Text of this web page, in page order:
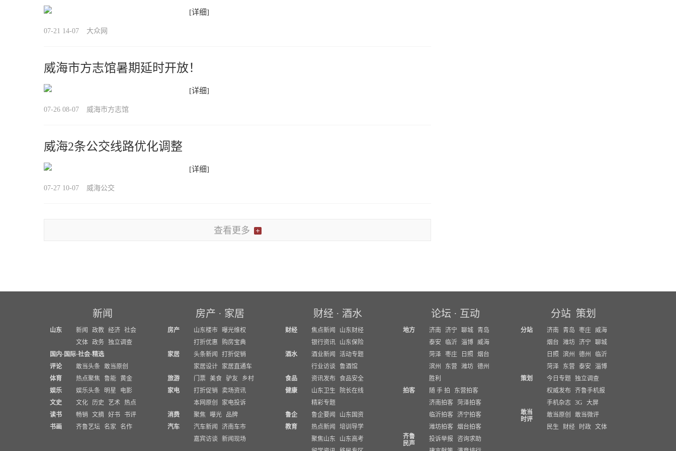
[详细]
07-21 14-07 大众网
威海市方志馆暑期延时开放！
[详细]
07-26 08-07 威海市方志馆
威海2条公交线路优化调整
[详细]
07-27 10-07 威海公交
查看更多
新闻
山东 新闻 政教 经济 社会
文体 政务 独立调查
国内 · 国际·社会·精选
评论
敢当头条 敢当原创
体育
热点聚焦 鲁能 黄金
娱乐
娱乐头条 明星
电影
文史
文化 历史 艺术 热点
读书
畅销 文摘 好书 书评
书画
齐鲁艺坛 名家 名作
房产 · 家居
房产 山东楼市
曝光维权
打折优惠
购房宝典
家居
头条新闻
打折促销
家居设计
家居直通车
旅游
门票 美食 驴友
乡村
家电
打折促销
卖场资讯
本网原创
家电投诉
消费
聚焦 曝光
品牌
汽车
汽车新闻
济南车市
嘉宾访谈
新闻现场
财经 · 酒水
财经 焦点新闻
山东财经
银行资讯
山东保险
酒水
酒业新闻
活动专题
行业访谈
鲁酒馆
食品
资讯发布 食品安全
健康
山东卫生
院长在线
精彩专题
鲁企
鲁企要闻
山东国资
教育
热点新闻
培训导学
聚焦山东
山东高考
论坛 · 互动
地方 济南 济宁 聊城 青岛
泰安
临沂 淄博 威海
菏泽 枣庄 日照
烟台
滨州
东营 潍坊 德州
胜利
拍客
随 手 拍
东营拍客
济南拍客 菏泽拍客
临沂拍客 济宁拍客
潍坊拍客 烟台拍客
齐鲁
民声
投诉举报
咨询求助
分站 策划
分站 济南 青岛 枣庄 威海
烟台
潍坊 济宁
聊城
日照
滨州 德州
临沂
菏泽
东营 泰安
淄博
策划
今日专题
独立调查
权威发布
齐鲁手机报
手机杂志 3G
大屏
敢当
时评
敢当原创
敢当微评
民生
财经 时政 文体